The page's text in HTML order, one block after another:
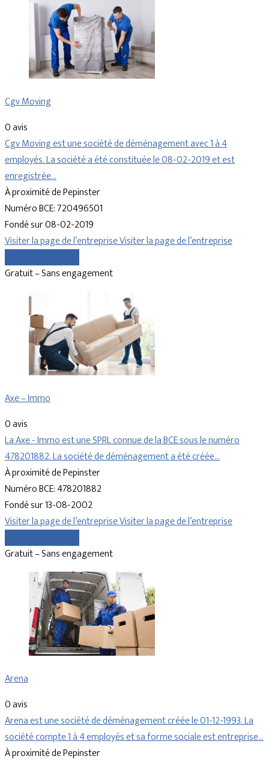
Cgv Moving
0 avis
Cgv Moving est une société de déménagement avec 1 à 4
employés. La société a été constituée le 08-02-2019 et est
enregistrée…
À proximité de Pepinster
Numéro BCE: 720496501
Fondé sur 08-02-2019
Visiter la page de l’entrepriseVisiter la page de l’entreprise
Gratuit – Sans engagement
Axe – Immo
0 avis
La Axe - Immo est une SPRL connue de la BCE sous le numéro
478201882. La société de déménagement a été créée…
À proximité de Pepinster
Numéro BCE: 478201882
Fondé sur 13-08-2002
Visiter la page de l’entrepriseVisiter la page de l’entreprise
Gratuit – Sans engagement
Arena
0 avis
Arena est une société de déménagement créée le 01-12-1993. La
société compte 1 à 4 employés et sa forme sociale est entreprise…
À proximité de Pepinster